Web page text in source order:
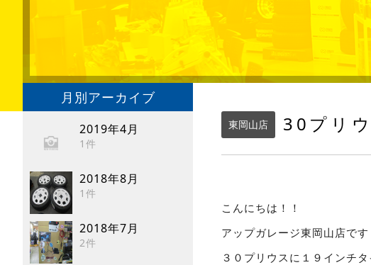
月別アーカイブ
2019年4月
1件
2018年8月
1件
2018年7月
2件
東岡山店 30プリ
こんにちは！！
アップガレージ東岡山店です
３０プリウスに１９インチ